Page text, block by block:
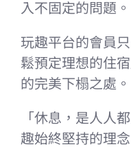
入不固定的問題。
玩趣平台的會員
鬆預定理想的住
的完美下榻之處。
「休息，是人人
趣始終堅持的理